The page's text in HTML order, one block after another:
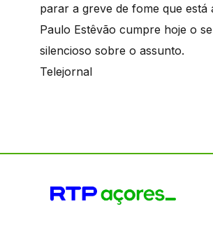
parar a greve de fome que está
Paulo Estêvão cumpre hoje o
silencioso sobre o assunto.
Telejornal